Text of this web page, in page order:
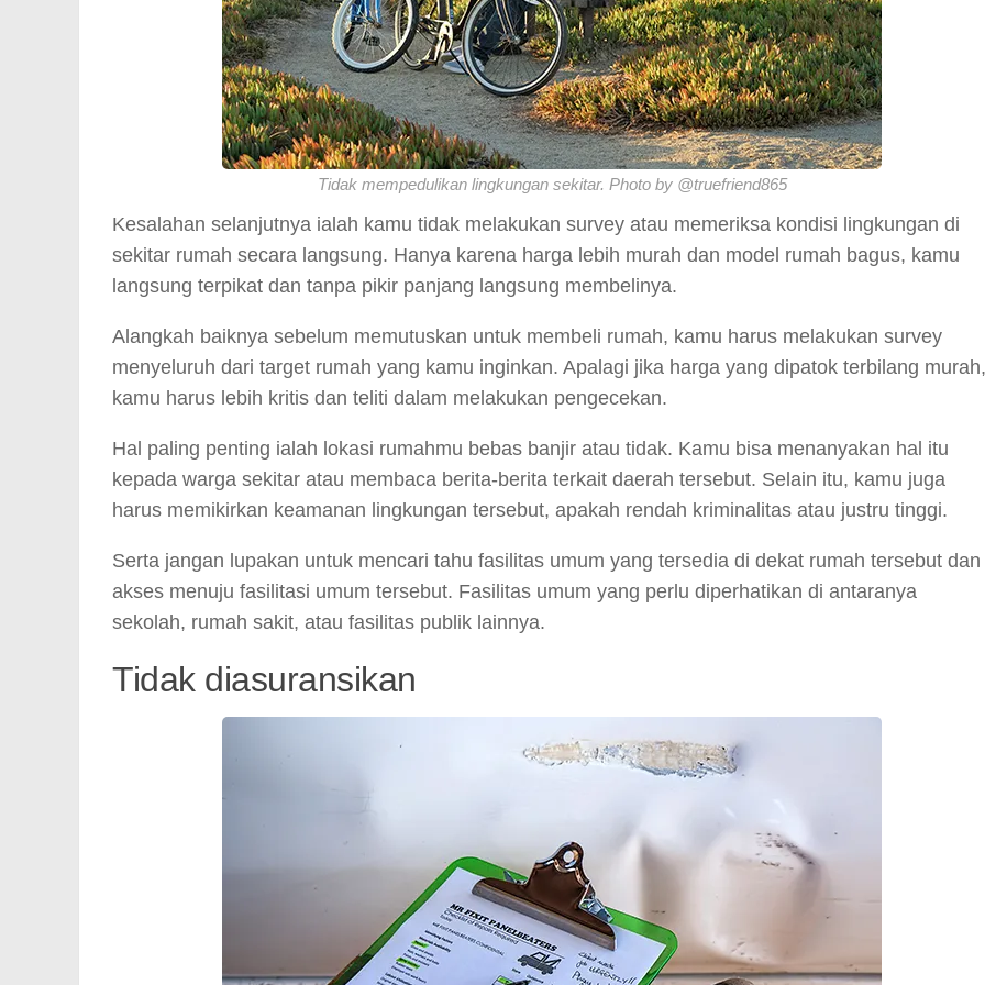
Tidak mempedulikan lingkungan sekitar. Photo by @truefriend865
Kesalahan selanjutnya ialah kamu tidak melakukan survey atau memeriksa kondisi lingkungan di
sekitar rumah secara langsung. Hanya karena harga lebih murah dan model rumah bagus, kamu
langsung terpikat dan tanpa pikir panjang langsung membelinya.
Alangkah baiknya sebelum memutuskan untuk membeli rumah, kamu harus melakukan survey
menyeluruh dari target rumah yang kamu inginkan. Apalagi jika harga yang dipatok terbilang murah,
kamu harus lebih kritis dan teliti dalam melakukan pengecekan.
Hal paling penting ialah lokasi rumahmu bebas banjir atau tidak. Kamu bisa menanyakan hal itu
kepada warga sekitar atau membaca berita-berita terkait daerah tersebut. Selain itu, kamu juga
harus memikirkan keamanan lingkungan tersebut, apakah rendah kriminalitas atau justru tinggi.
Serta jangan lupakan untuk mencari tahu fasilitas umum yang tersedia di dekat rumah tersebut dan
akses menuju fasilitasi umum tersebut. Fasilitas umum yang perlu diperhatikan di antaranya
sekolah, rumah sakit, atau fasilitas publik lainnya.
Tidak diasuransikan